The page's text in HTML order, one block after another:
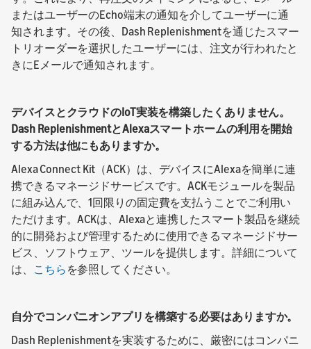
またはユーザーのEcho端末の通知を介してユーザーに通
知されます。その後、Dash Replenishmentを通じたスマー
トリオーダーを選択したユーザーには、注文が行われたと
きにEメールで通知されます。
デバイスとクラウドのIoT実装を構築したくありません。
Dash ReplenishmentとAlexaスマートホームの利用を開始
する方法は他にもありますか。
Alexa Connect Kit（ACK）は、デバイスにAlexaを簡単に連
携できるマネージドサービスです。ACKモジュールを製品
に組み込んで、1回限りの固定費を支払うことでご利用い
ただけます。ACKは、Alexaと連携したスマート製品を継続
的に開発および管理するために使用できるマネージドサー
ビス、ソフトウェア、ツールを提供します。詳細について
は、
こちら を参照してください。
自分でコンパニオンアプリを構築する必要はありますか。
Dash Replenishmentを実装するために、厳密にはコンパニ